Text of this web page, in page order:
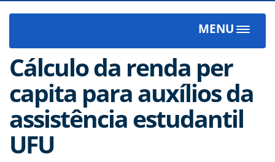
MENU
Toggle
Cálculo da renda per
capita para auxílios da
assistência estudantil
UFU